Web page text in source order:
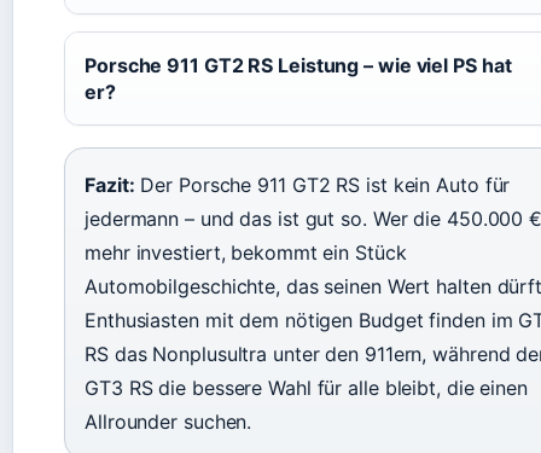
Porsche 911 GT2 RS Leistung – wie viel PS hat
er?
Fazit: Der Porsche 911 GT2 RS ist kein Auto für
jedermann – und das ist gut so. Wer die 450.000
mehr investiert, bekommt ein Stück
Automobilgeschichte, das seinen Wert halten
Enthusiasten mit dem nötigen Budget finden im
RS das Nonplusultra unter den 911ern, während
GT3 RS die bessere Wahl für alle bleibt, die einen
Allrounder suchen.